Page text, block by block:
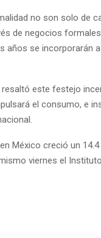
no son solo de
de negocios
años se incorporarán
resaltó este festejo
el consumo, e
México creció un 14.4
viernes el